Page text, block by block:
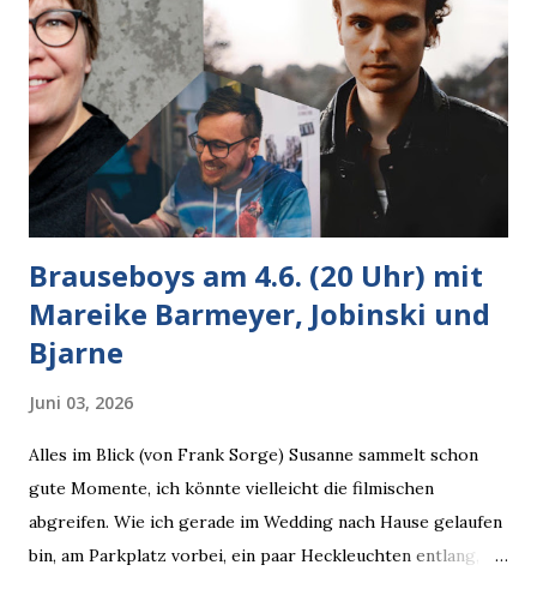
Brauseboys am 4.6. (20 Uhr) mit
Mareike Barmeyer, Jobinski und
Bjarne
Juni 03, 2026
Alles im Blick (von Frank Sorge) Susanne sammelt schon
gute Momente, ich könnte vielleicht die filmischen
abgreifen. Wie ich gerade im Wedding nach Hause gelaufen
bin, am Parkplatz vorbei, ein paar Heckleuchten entlang, als